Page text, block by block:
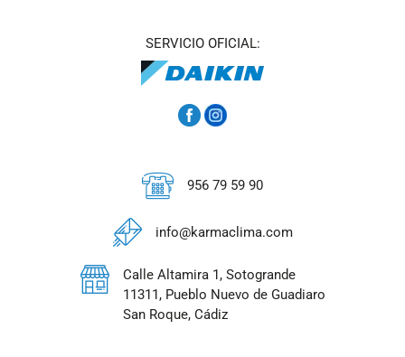
SERVICIO OFICIAL:
956 79 59 90
info@karmaclima.com
Calle Altamira 1, Sotogrande
11311, Pueblo Nuevo de Guadiaro
San Roque, Cádiz